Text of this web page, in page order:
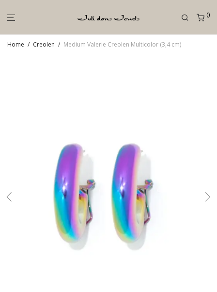
0
Home / Creolen / Medium Valerie Creolen Multicolor (3,4 cm)